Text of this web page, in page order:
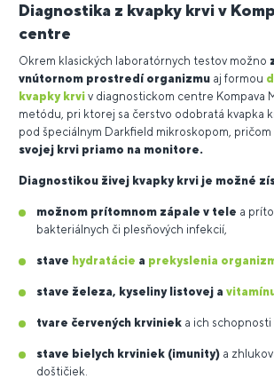
Diagnostika z kvapky krvi v
centre
Okrem klasických laboratórnych testov možno
vnútornom prostredí organizmu aj formou
kvapky krvi v diagnostickom centre Kompava
metódu, pri ktorej sa čerstvo odobratá kvapka
pod špeciálnym Darkfield mikroskopom, pričom
svojej krvi priamo na monitore.
Diagnostikou živej kvapky krvi je možné
možnom prítomnom zápale v tele a
bakteriálnych či plesňových infekcií,
stave hydratácie a prekyslenia
stave železa, kyseliny listovej a vitamínu
tvare červených krviniek a ich schopnosti
stave bielych krviniek (imunity) a
doštičiek.